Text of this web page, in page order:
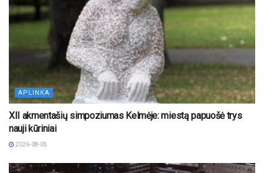
APLINKA
XII akmentašių simpoziumas Kelmėje: miestą papuošė trys
nauji kūriniai
2026-08-05